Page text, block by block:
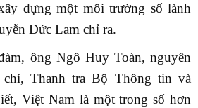
dựng một môi trường số lành
Đức Lam chỉ ra.
ông Ngô Huy Toàn, nguyên
chí, Thanh tra Bộ Thông tin và
Việt Nam là một trong số hơn